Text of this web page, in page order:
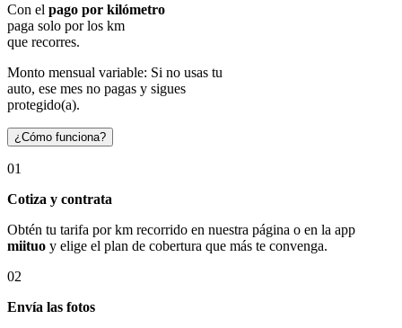
Con el pago por kilómetro
paga solo por los km
que recorres.
Monto mensual variable: Si no usas tu
auto, ese mes no pagas y sigues
protegido(a).
¿Cómo funciona?
01
Cotiza y contrata
Obtén tu tarifa por km recorrido en nuestra página o en la app
miituo y elige el plan de cobertura que más te convenga.
02
Envía las fotos